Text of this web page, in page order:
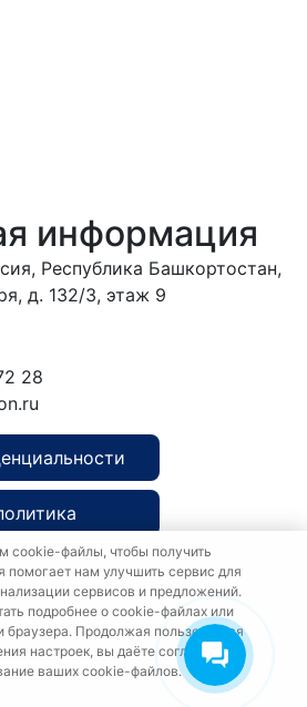
cookie-файлы, чтобы получить
помогает нам улучшить сервис для
сервисов и предложений.
подробнее о cookie-файлах или
браузера. Продолжая пользоваться
настроек, вы даёте согласие на
ваших cookie-файлов.
информация
Республика Башкортостан,
д. 132/3, этаж 9
28
данных